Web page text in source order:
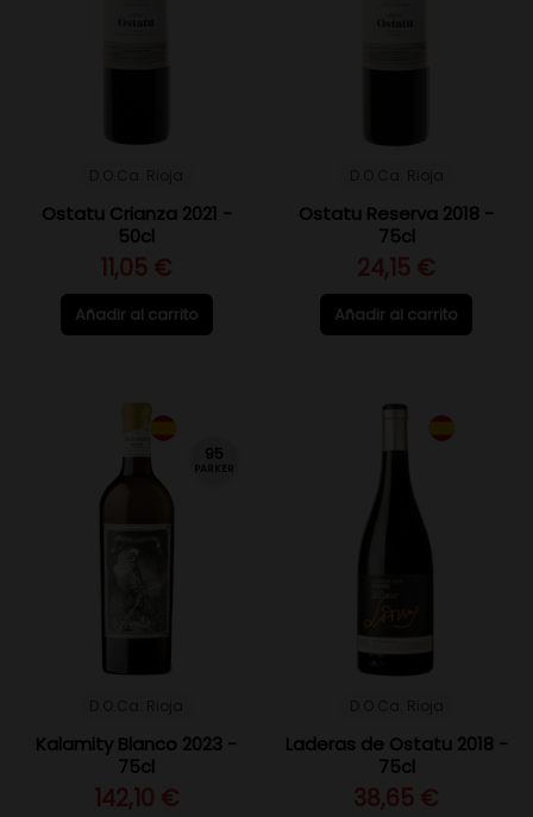
Ostatu Crianza 2021 -
50cl
11,05 €
Añadir al carrito
Ostatu Reserva 2018 -
75cl
24,15 €
Añadir al carrito
95
PARKER
Kalamity Blanco 2023 -
75cl
142,10 €
Laderas de Ostatu 2018 -
75cl
38,65 €